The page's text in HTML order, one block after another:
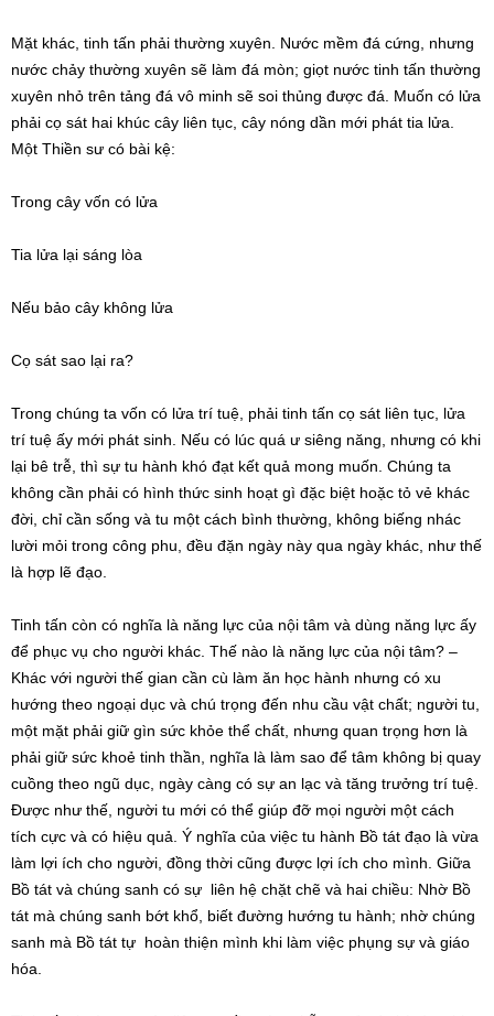
Mặt khác, tinh tấn phải thường xuyên. Nước mềm đá cứng, nhưng
nước chảy thường xuyên sẽ làm đá mòn; giọt nước tinh tấn thường
xuyên nhỏ trên tảng đá vô minh sẽ soi thủng được đá. Muốn có lửa
phải cọ sát hai khúc cây liên tục, cây nóng dần mới phát tia lửa.
Một Thiền sư có bài kệ:
Trong cây vốn có lửa
Tia lửa lại sáng lòa
Nếu bảo cây không lửa
Cọ sát sao lại ra?
Trong chúng ta vốn có lửa trí tuệ, phải tinh tấn cọ sát liên tục, lửa
trí tuệ ấy mới phát sinh. Nếu có lúc quá ư siêng năng, nhưng có khi
lại bê trễ, thì sự tu hành khó đạt kết quả mong muốn. Chúng ta
không cần phải có hình thức sinh hoạt gì đặc biệt hoặc tỏ vẻ khác
đời, chỉ cần sống và tu một cách bình thường, không biếng nhác
lười mỏi trong công phu, đều đặn ngày này qua ngày khác, như thế
là hợp lẽ đạo.
Tinh tấn còn có nghĩa là năng lực của nội tâm và dùng năng lực ấy
để phục vụ cho người khác. Thế nào là năng lực của nội tâm? –
Khác với người thế gian cần cù làm ăn học hành nhưng có xu
hướng theo ngoại dục và chú trọng đến nhu cầu vật chất; người tu,
một mặt phải giữ gìn sức khỏe thể chất, nhưng quan trọng hơn là
phải giữ sức khoẻ tinh thần, nghĩa là làm sao để tâm không bị quay
cuồng theo ngũ dục, ngày càng có sự an lạc và tăng trưởng trí tuệ.
Được như thế, người tu mới có thể giúp đỡ mọi người một cách
tích cực và có hiệu quả. Ý nghĩa của việc tu hành Bồ tát đạo là vừa
làm lợi ích cho người, đồng thời cũng được lợi ích cho mình. Giữa
Bồ tát và chúng sanh có sự liên hệ chặt chẽ và hai chiều: Nhờ Bồ
tát mà chúng sanh bớt khổ, biết đường hướng tu hành; nhờ chúng
sanh mà Bồ tát tự hoàn thiện mình khi làm việc phụng sự và giáo
hóa.